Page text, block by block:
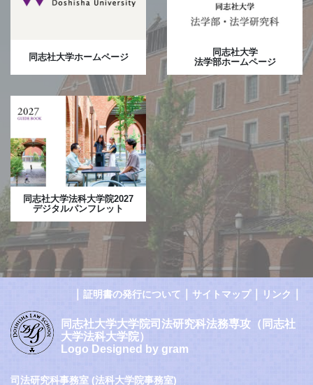
同志社大学ホームページ
同志社大学
法学部ホームページ
同志社大学法科大学院2027
デジタルパンフレット
証明書の発行について サイトマップ｜ リンク
同志社大学大学院司法研究科法務専攻（同志社
大学法科大学院）
Logo Designed by gram
司法研究科事務室 (法科大学院事務室)